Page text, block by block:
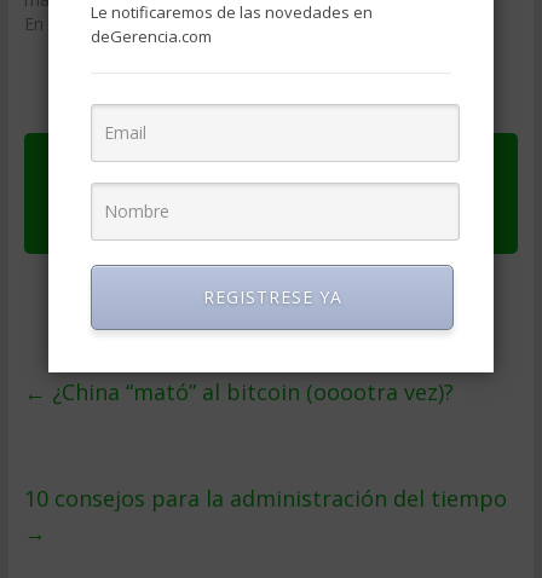
En «Coronavirus»
Ver original enAlto Nivel
Publicado el
← ¿China “mató” al bitcoin (ooootra vez)?
10 consejos para la administración del tiempo
→
Le notificaremos de las novedades en
deGerencia.com
REGISTRESE YA